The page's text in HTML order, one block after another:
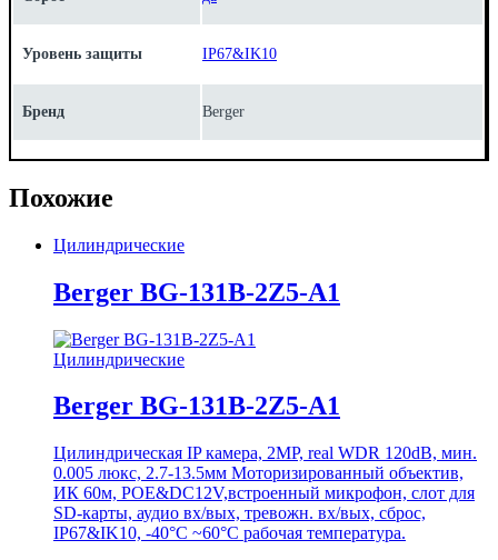
Уровень защиты IP67&IK10
Бренд Berger
Похожие
Цилиндрические
Berger BG-131B-2Z5-A1
Цилиндрические
Berger BG-131B-2Z5-A1
Цилиндрическая IP камера, 2MP, real WDR 120dB, мин.
0.005 люкс, 2.7-13.5мм Моторизированный объектив,
ИК 60м, POE&DC12V,встроенный микрофон, слот для
SD-карты, аудио вх/вых, тревожн. вх/вых, сброс,
IP67&IK10, -40°C ~60°C рабочая температура.